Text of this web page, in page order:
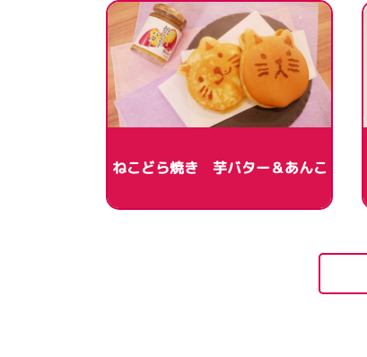
ねこどら焼き 芋バター＆あんこ